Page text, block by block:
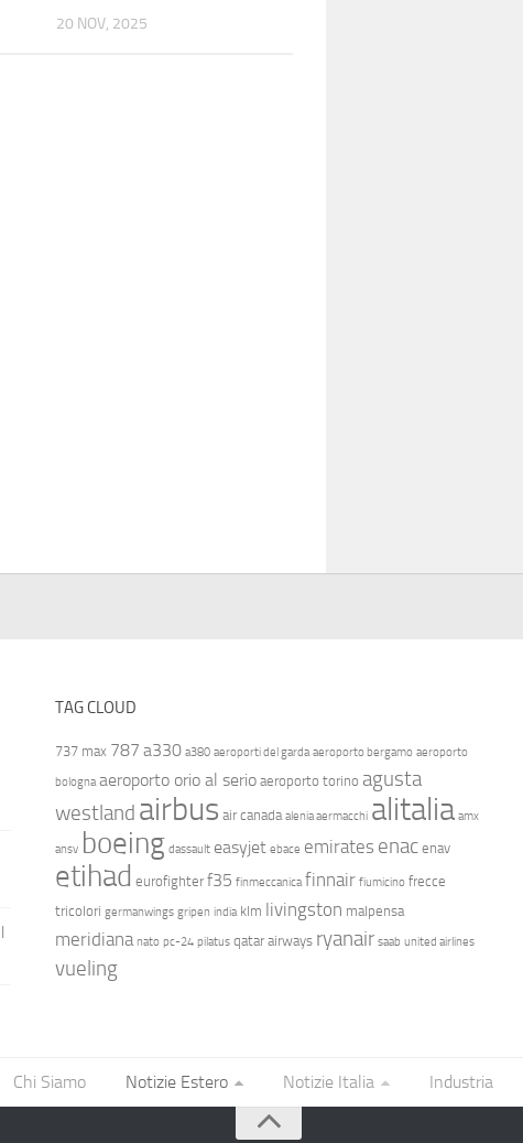
20 NOV, 2025
TAG CLOUD
737 max 787 a330 a380 aeroporti del garda aeroporto bergamo aeroporto
bologna aeroporto orio al serio aeroporto torino agusta
westland airbus air canada alenia aermacchi alitalia amx
ansv boeing dassault easyjet ebace emirates enac enav
etihad eurofighter f35 finmeccanica finnair fiumicino frecce
tricolori germanwings gripen india klm livingston malpensa
meridiana nato pc-24 pilatus qatar airways ryanair saab united airlines
vueling
Chi Siamo Notizie Estero Notizie Italia Industria